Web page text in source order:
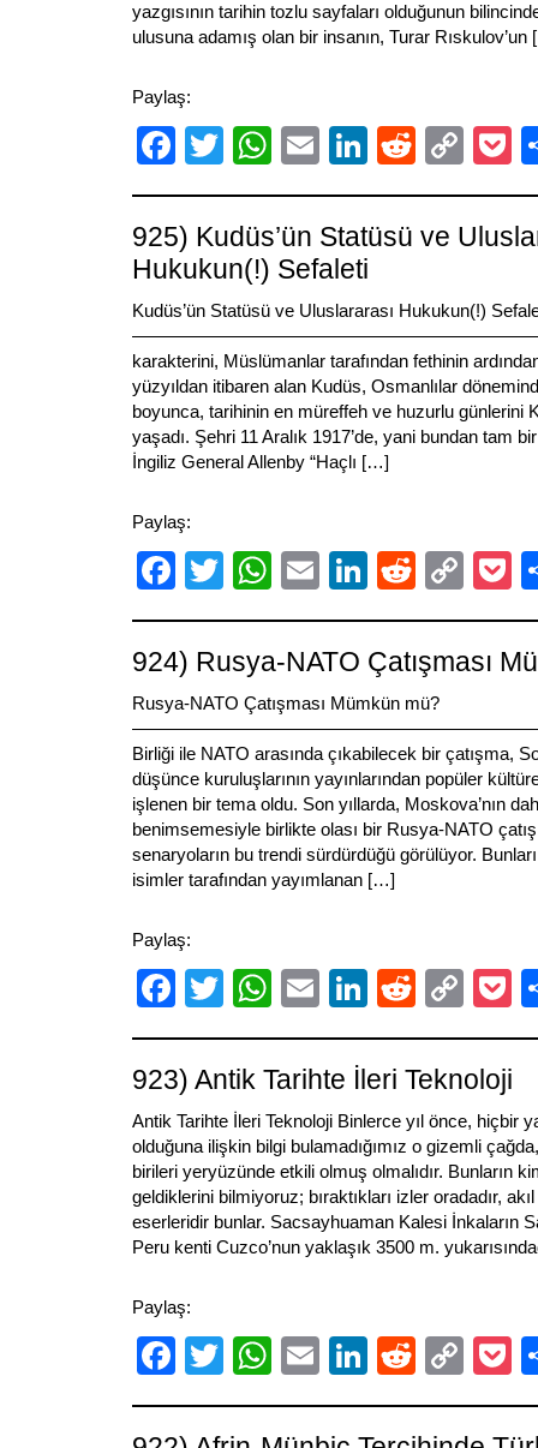
yazgısının tarihin tozlu sayfaları olduğunun
ulusuna adamış olan bir insanın, Turar
Paylaş:
Facebook
TwitterWhatsApp
EmailLinkedIn
Reddit
Link
925) Kudüs’ün Statüsü ve
Hukukun(!) Sefaleti
Kudüs’ün Statüsü ve Uluslararası Hukukun(!)
karakterini, Müslümanlar tarafından fethinin
yüzyıldan itibaren alan Kudüs, Osmanlılar
boyunca, tarihinin en müreffeh ve huzurlu günlerini
yaşadı. Şehri 11 Aralık 1917’de, yani bundan tam
İngiliz General Allenby “Haçlı […]
Paylaş:
Facebook
TwitterWhatsApp
EmailLinkedIn
Reddit
Link
924) Rusya-NATO Çatışması
Rusya-NATO Çatışması Mümkün mü?
Birliği ile NATO arasında çıkabilecek bir çatışma,
düşünce kuruluşlarının yayınlarından popüler
işlenen bir tema oldu. Son yıllarda, Moskova’nın
benimsemesiyle birlikte olası bir Rusya-NATO
senaryoların bu trendi sürdürdüğü görülüyor.
isimler tarafından yayımlanan […]
Paylaş:
Facebook
TwitterWhatsApp
EmailLinkedIn
Reddit
Link
923) Antik Tarihte İleri Teknoloji
Antik Tarihte İleri Teknoloji Binlerce yıl önce, hiçbir
olduğuna ilişkin bilgi bulamadığımız o gizemli
birileri yeryüzünde etkili olmuş olmalıdır. Bunların
geldiklerini bilmiyoruz; bıraktıkları izler oradadır,
eserleridir bunlar. Sacsayhuaman Kalesi İnkaların
Peru kenti Cuzco’nun yaklaşık 3500 m.
Paylaş:
Facebook
TwitterWhatsApp
EmailLinkedIn
Reddit
Link